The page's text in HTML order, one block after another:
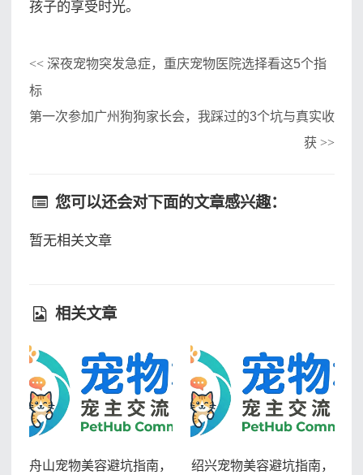
孩子的享受时光。
<<深夜宠物突发急症，重庆宠物医院选择看这5个指
标
第一次参加广州狗狗家长会，我踩过的3个坑与真实收
获 >>
您可以还会对下面的文章感兴趣：
暂无相关文章
相关文章
舟山宠物美容避坑指南，
绍兴宠物美容避坑指南，